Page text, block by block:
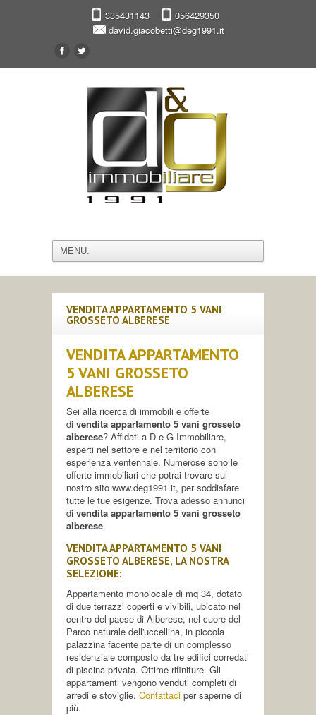
335431143
056429350
david.giacobetti@deg1991.it
VENDITA APPARTAMENTO 5 VANI
GROSSETO ALBERESE
VENDITA APPARTAMENTO
5 VANI GROSSETO
ALBERESE
Sei alla ricerca di immobili e offerte
di vendita appartamento 5 vani grosseto
alberese? Affidati a D e G Immobiliare,
esperti nel settore e nel territorio con
esperienza ventennale. Numerose sono le
offerte immobiliari che potrai trovare sul
nostro sito www.deg1991.it, per soddisfare
tutte le tue esigenze. Trova adesso annunci
di vendita appartamento 5 vani grosseto
alberese.
VENDITA APPARTAMENTO 5 VANI
GROSSETO ALBERESE, LA NOSTRA
SELEZIONE:
Appartamento monolocale di mq 34, dotato
di due terrazzi coperti e vivibili, ubicato nel
centro del paese di Alberese, nel cuore del
Parco naturale dell'uccellina, in piccola
palazzina facente parte di un complesso
residenziale composto da tre edifici corredati
di piscina privata. Ottime rifiniture. Gli
appartamenti vengono venduti completi di
arredi e stoviglie. Contattaci per saperne di
più.